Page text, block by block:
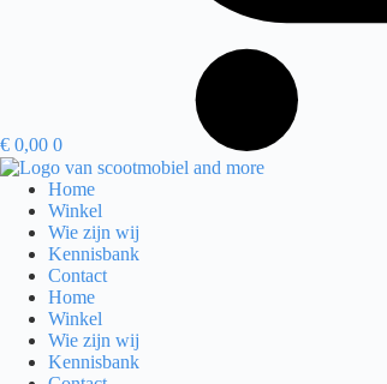
€ 0,00 0
Home
Winkel
Wie zijn wij
Kennisbank
Contact
Home
Winkel
Wie zijn wij
Kennisbank